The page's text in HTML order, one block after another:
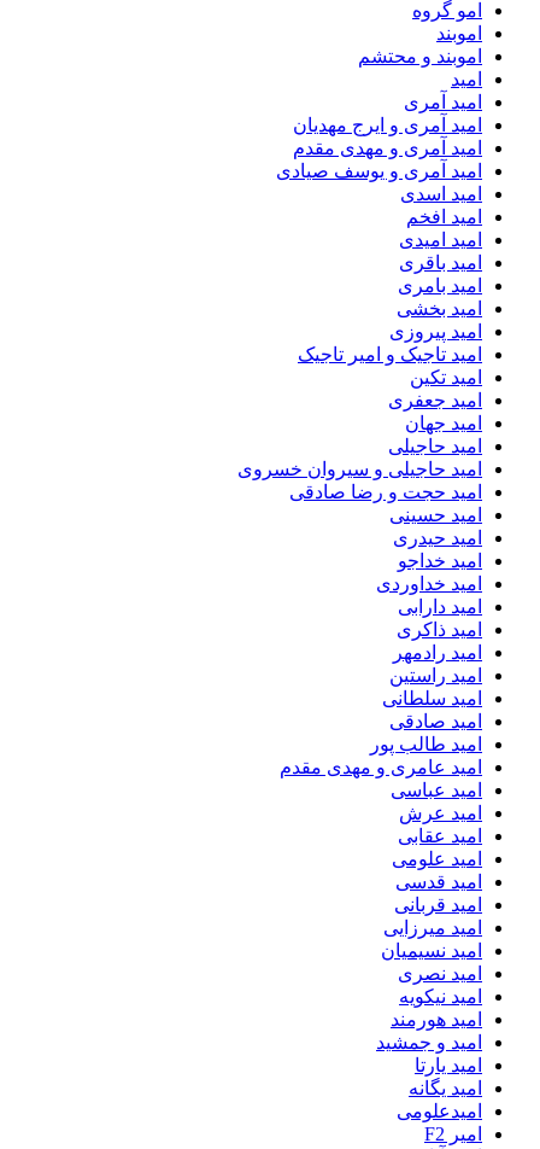
امو گروه
اموبند
اموبند و محتشم
امید
امید آمری
امید آمری و ایرج مهدیان
امید آمری و مهدی مقدم
امید آمری و یوسف صیادی
امید اسدی
امید افخم
امید امیدی
امید باقری
امید بامری
امید بخشی
امید پیروزی
امید تاجیک و امیر تاجیک
امید تکین
امید جعفری
امید جهان
امید حاجیلی
امید حاجیلی و سیروان خسروی
امید حجت و رضا صادقی
امید حسینی
امید حیدری
امید خداجو
امید خداوردی
امید دارابی
امید ذاکری
امید رادمهر
امید راستین
امید سلطانی
امید صادقی
امید طالب پور
امید عامری و مهدی مقدم
امید عباسی
امید عرش
امید عقابی
امید علومی
امید قدسی
امید قربانی
امید میرزایی
امید نسیمیان
امید نصری
امید نیکویه
امید هورمند
امید و جمشید
امید یارتا
امید یگانه
امیدعلومی
امیر F2